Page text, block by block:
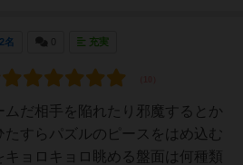
2名 充実
ムだ相手を陥れたり邪魔するとか
たすらパズルのピースをはめ込む
キョロキョロ眺める盤面は何種類